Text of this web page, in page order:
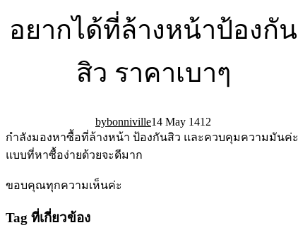
อยากได้ที่ล้างหน้าป้องกัน
สิว ราคาเบาๆ
bonniville14 May 1412
กำลังมองหาซื้อที่ล้างหน้า ป้องกันสิว และควบคุมความมันค่ะ
แบบที่หาซื้อง่ายด้วยจะดีมาก
ขอบคุณทุกความเห็นค่ะ
Tag ที่เกี่ยวข้อง